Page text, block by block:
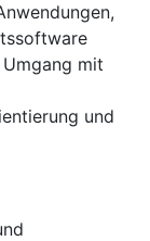
mit
und